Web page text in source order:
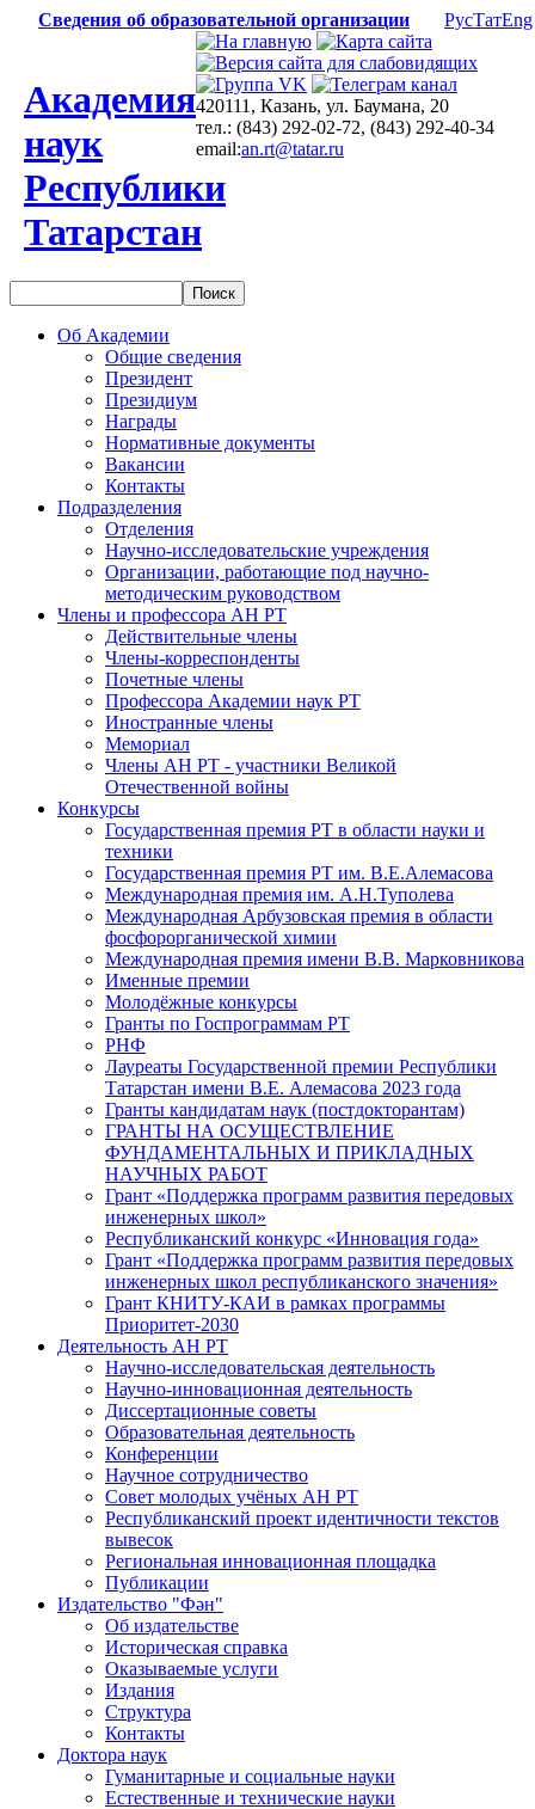
Сведения об образовательной организации РусТатEng
Академия
наук
Республики
Татарстан
420111, Казань, ул. Баумана, 20
тел.: (843) 292-02-72, (843) 292-40-34
email:an.rt@tatar.ru
Об Академии
Общие сведения
Президент
Президиум
Награды
Нормативные документы
Вакансии
Контакты
Подразделения
Отделения
Научно-исследовательские учреждения
Организации, работающие под научно-
методическим руководством
Члены и профессора АН РТ
Действительные члены
Члены-корреспонденты
Почетные члены
Профессора Академии наук РТ
Иностранные члены
Мемориал
Члены АН РТ - участники Великой
Отечественной войны
Конкурсы
Государственная премия РТ в области науки и
техники
Государственная премия РТ им. В.Е.Алемасова
Международная премия им. А.Н.Туполева
Международная Арбузовская премия в области
фосфорорганической химии
Международная премия имени В.В. Марковникова
Именные премии
Молодёжные конкурсы
Гранты по Госпрограммам РТ
РНФ
Лауреаты Государственной премии Республики
Татарстан имени В.Е. Алемасова 2023 года
Гранты кандидатам наук (постдокторантам)
ГРАНТЫ НА ОСУЩЕСТВЛЕНИЕ
ФУНДАМЕНТАЛЬНЫХ И ПРИКЛАДНЫХ
НАУЧНЫХ РАБОТ
Грант «Поддержка программ развития передовых
инженерных школ»
Республиканский конкурс «Инновация года»
Грант «Поддержка программ развития передовых
инженерных школ республиканского значения»
Грант КНИТУ-КАИ в рамках программы
Приоритет-2030
Деятельность АН РТ
Научно-исследовательская деятельность
Научно-инновационная деятельность
Диссертационные советы
Образовательная деятельность
Конференции
Научное сотрудничество
Совет молодых учёных АН РТ
Республиканский проект идентичности текстов
вывесок
Региональная инновационная площадка
Публикации
Издательство "Фән"
Об издательстве
Историческая справка
Оказываемые услуги
Издания
Структура
Контакты
Доктора наук
Гуманитарные и социальные науки
Естественные и технические науки